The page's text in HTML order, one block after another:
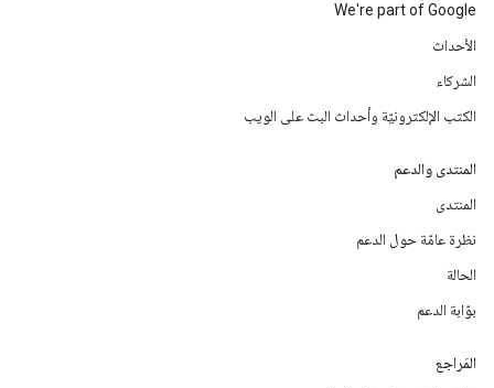
We're part of Google
الأحداث
الشركاء
الكتب الإلكترونيّة وأحداث البث على الويب
المنتدى والدعم
المنتدى
نظرة عامّة حول الدعم
الحالة
بوّابة الدعم
المَراجع